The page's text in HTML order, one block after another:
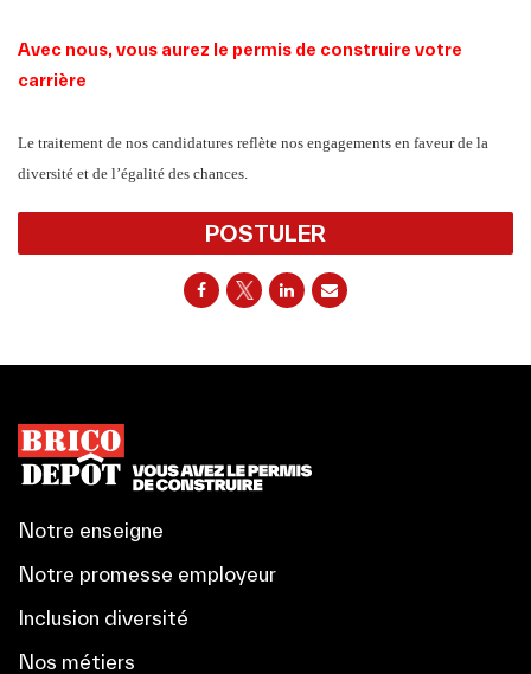
Avec nous, vous aurez le permis de construire️ votre
carrière
Le traitement de nos candidatures reflète nos engagements en faveur de la
diversité et de l’égalité des chances.
POSTULER
Notre enseigne
Notre promesse employeur
Inclusion diversité
Nos métiers